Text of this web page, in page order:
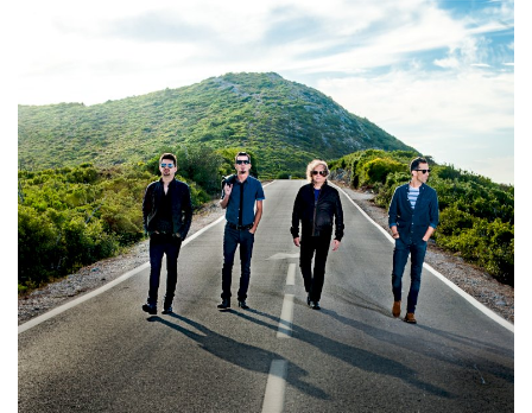
Estatuto Editorial
Saúde
Ficha técnica
Cultura
Lazer